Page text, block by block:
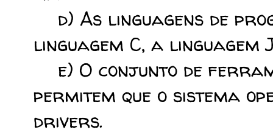
d) As linguagens de
linguagem C, a
e) O conjunto de
permitem que o sistema
drivers.